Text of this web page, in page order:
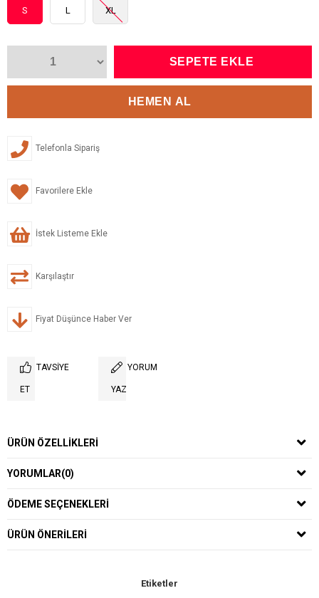
S L XL
Telefonla Sipariş
Favorilere Ekle
İstek Listeme Ekle
Karşılaştır
Fiyat Düşünce Haber Ver
TAVSIYE
ET
YORUM
YAZ
ÜRÜN ÖZELLIKLERI
YORUMLAR(0)
ÖDEME SEÇENEKLERI
ÜRÜN ÖNERILERI
Etiketler